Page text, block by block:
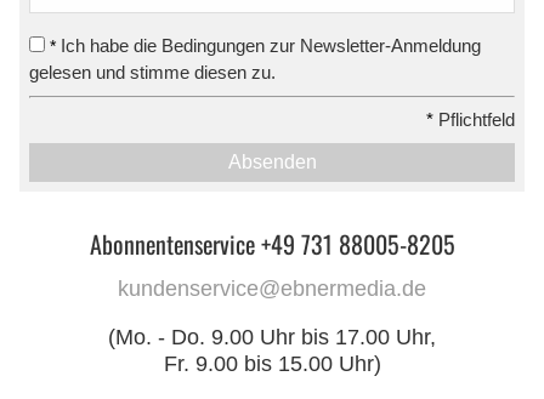
* Ich habe die Bedingungen zur Newsletter-Anmeldung
gelesen und stimme diesen zu.
* Pflichtfeld
Absenden
Abonnentenservice +49 731 88005-8205
kundenservice@ebnermedia.de
(Mo. - Do. 9.00 Uhr bis 17.00 Uhr,
Fr. 9.00 bis 15.00 Uhr)